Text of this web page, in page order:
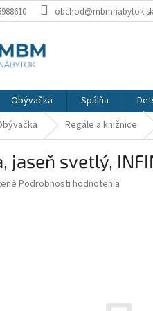
obchod@mbmnabytok.sk
Obývačka Spálňa
Regále a knižnice
jaseň svetlý,
Podrobnosti hodnotenia